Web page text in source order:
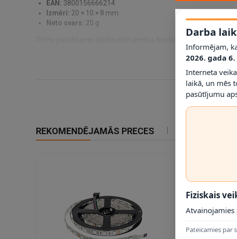
EAN: 3800156666214
Izmēri: 20 × 10 × 8 mm
Neto svars: 20 g
Pirms pasūtīšanas pārbaudiet izmēru, kontaktu tipu un produktu
REKOMENDĒJAMĀS PRECES
Darba
Informējam,
2026. gada
Interneta
laikā, un mēs
pasūtījumu
Fiziskais
Atvainojamies
Pateicamies par